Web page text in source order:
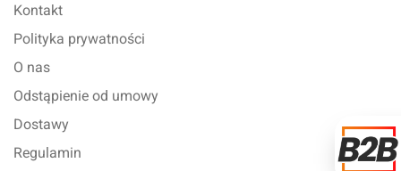
Kontakt
Polityka prywatności
O nas
Odstąpienie od umowy
Dostawy
Regulamin